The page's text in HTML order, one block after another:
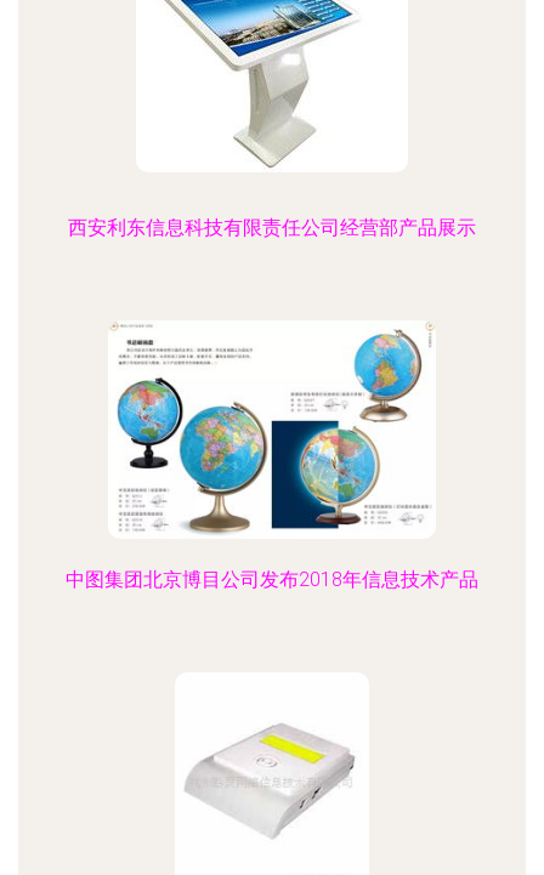
西安利东信息科技有限责任公司经营部产品展示
中图集团北京博目公司发布2018年信息技术产品